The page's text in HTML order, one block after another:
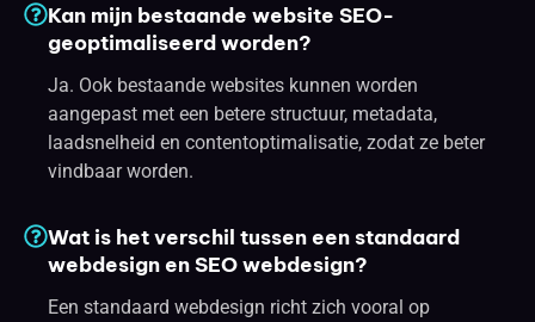
Kan mijn bestaande website SEO-
geoptimaliseerd worden?
Ja. Ook bestaande websites kunnen worden
aangepast met een betere structuur, metadata,
laadsnelheid en contentoptimalisatie, zodat ze beter
vindbaar worden.
Wat is het verschil tussen een standaard
webdesign en SEO webdesign?
Een standaard webdesign richt zich vooral op